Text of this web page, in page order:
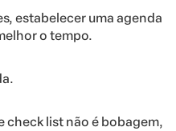
estabelecer uma agenda
o tempo.
check list não é bobagem,